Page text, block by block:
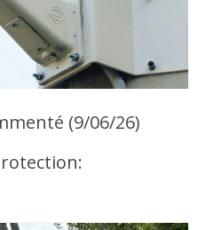
(9/06/26)